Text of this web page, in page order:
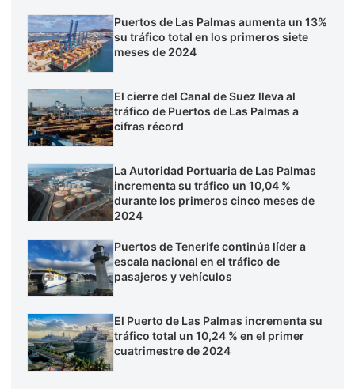
Puertos de Las Palmas aumenta un 13%
su tráfico total en los primeros siete
meses de 2024
El cierre del Canal de Suez lleva al
tráfico de Puertos de Las Palmas a
cifras récord
La Autoridad Portuaria de Las Palmas
incrementa su tráfico un 10,04 %
durante los primeros cinco meses de
2024
Puertos de Tenerife continúa líder a
escala nacional en el tráfico de
pasajeros y vehículos
El Puerto de Las Palmas incrementa su
tráfico total un 10,24 % en el primer
cuatrimestre de 2024